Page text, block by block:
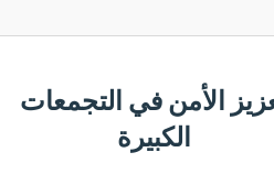
الأمن في التجمعات
الكبيرة